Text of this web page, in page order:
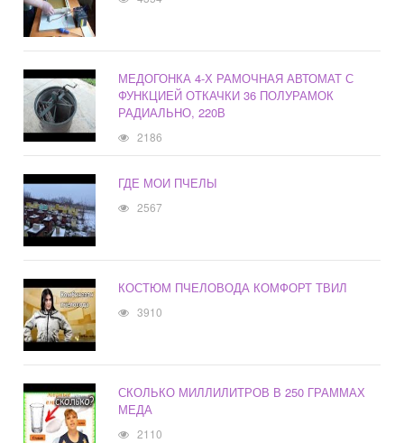
МЕДОГОНКА 4-Х РАМОЧНАЯ АВТОМАТ С
ФУНКЦИЕЙ ОТКАЧКИ 36 ПОЛУРАМОК
РАДИАЛЬНО, 220В
2186
ГДЕ МОИ ПЧЕЛЫ
2567
КОСТЮМ ПЧЕЛОВОДА КОМФОРТ ТВИЛ
3910
СКОЛЬКО МИЛЛИЛИТРОВ В 250 ГРАММАХ
МЕДА
2110